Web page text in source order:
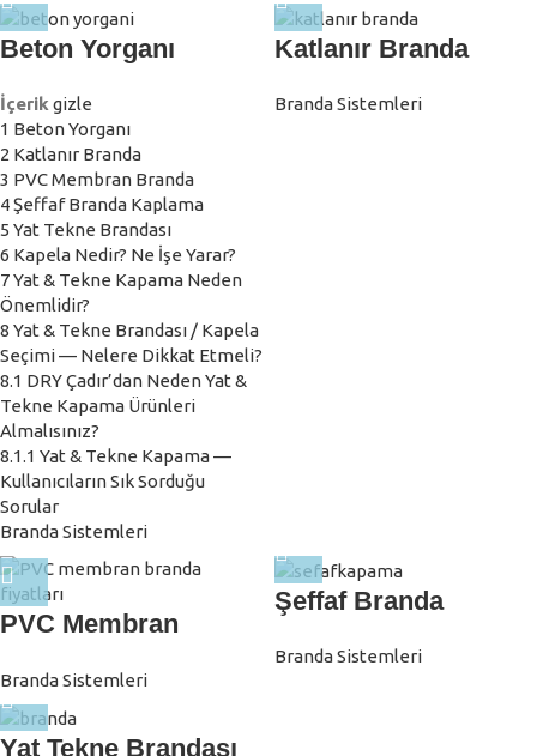
Beton Yorganı
İçerik gizle
1 Beton Yorganı
2 Katlanır Branda
3 PVC Membran Branda
4Şeffaf Branda Kaplama
5 Yat Tekne Brandası
6 Kapela Nedir? Ne İşe Yarar?
7Yat & Tekne Kapama Neden
Önemlidir?
8 Yat & Tekne Brandası / Kapela
Seçimi — Nelere Dikkat Etmeli?
8.1 DRY Çadır’dan Neden Yat &
Tekne Kapama Ürünleri
Almalısınız?
8.1.1 Yat & Tekne Kapama —
Kullanıcıların Sık Sorduğu
Sorular
Branda Sistemleri
Katlanır Branda
Branda Sistemleri
PVC Membran
Branda Sistemleri
Şeffaf Branda
Branda Sistemleri
Yat Tekne Brandası